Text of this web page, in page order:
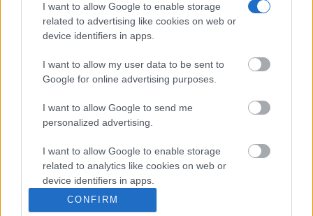
I want to allow Google to enable storage
related to advertising like cookies on web or
device identifiers in apps.
I want to allow my user data to be sent to
Google for online advertising purposes.
I want to allow Google to send me
personalized advertising.
I want to allow Google to enable storage
related to analytics like cookies on web or
device identifiers in apps.
I want to allow Google to enable storage
CONFIRM
Cuadernos
Manchegos
Más de 45 Años nos avalan